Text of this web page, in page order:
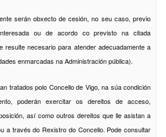
serán obxecto de cesión, no seu caso, previo
ou de acordo co previsto na citada
resulte necesario para atender adecuadamente a
enmarcadas na Administración pública).
tratados polo Concello de Vigo, na súa condición
poderán exercitar os dereitos de acceso,
así como outros dereitos que lle asistan a
a través do Rexistro do Concello. Pode consultar